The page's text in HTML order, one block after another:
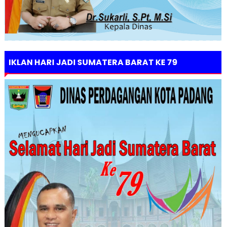
IKLAN HARI JADI SUMATERA BARAT KE 79